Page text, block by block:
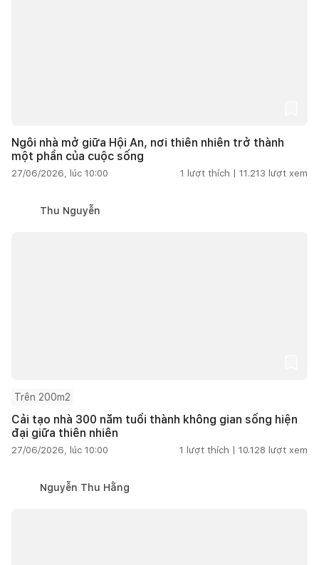
Ngôi nhà mở giữa Hội An, nơi thiên nhiên trở thành
một phần của cuộc sống
27/06/2026, lúc 10:00 1 lượt thích | 11.213 lượt xem
Thu Nguyễn
Trên 200m2
Cải tạo nhà 300 năm tuổi thành không gian sống hiện
đại giữa thiên nhiên
27/06/2026, lúc 10:00 1 lượt thích | 10.128 lượt xem
Nguyễn Thu Hằng